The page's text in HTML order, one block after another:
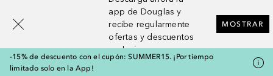
app de Douglas y
recibe regularmente
ofertas y descuentos
exclusivos
MOSTRAR
-15% de descuento con el cupón: SUMMER15. ¡Por tiempo
limitado solo en la App!
[navigation.slideout.screenreader]